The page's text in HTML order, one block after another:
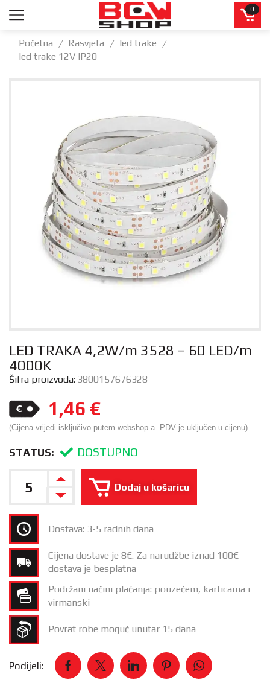
0
Početna / Rasvjeta / led trake /
led trake 12V IP20
LED TRAKA 4,2W/m 3528 – 60 LED/m
4000K
Šifra proizvoda: 3800157676328
1,46 €
(Cijena vrijedi isključivo putem webshop-a. PDV je uključen u cijenu)
STATUS: DOSTUPNO
Dodaj u košaricu
Dostava: 3-5 radnih dana
Cijena dostave je 8€. Za narudžbe iznad 100€
dostava je besplatna
Podržani načini plaćanja: pouzećem, karticama i
virmanski
Povrat robe moguć unutar 15 dana
Podijeli: